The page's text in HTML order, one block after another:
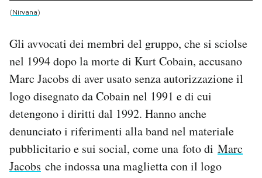
(Nirvana)
Gli avvocati dei membri del gruppo, che si sciolse
nel 1994 dopo la morte di Kurt Cobain, accusano
Marc Jacobs di aver usato senza autorizzazione il
logo disegnato da Cobain nel 1991 e di cui
detengono i diritti dal 1992. Hanno anche
denunciato i riferimenti alla band nel materiale
pubblicitario e sui social, come una foto di Marc
Jacobs che indossa una maglietta con il logo